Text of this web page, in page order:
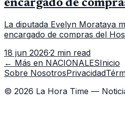
encargado de
La diputada Evelyn Morataya
encargado de compras del
capacitación en la capital.
18 jun 2026·2 min read
← Más en NACIONALESInicio
Sobre NosotrosPrivacidad
© 2026 La Hora Time —